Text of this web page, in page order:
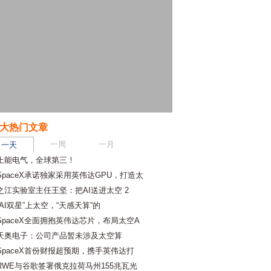
热门文章
一天 一周
一月
能电气，全球第三！
承诺独家采用英伟达GPU，打造太
江实验室主任王坚：把AI送进太空 2
双星”上太空，“天感天算”的
全面拥抱英伟达芯片，布局太空A
奥电子：公司产品暂未涉及太空算
首份财报超预期，携手英伟达打
与谷歌签署俄克拉荷马州155兆瓦光